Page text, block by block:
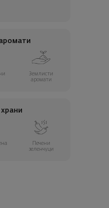
Землисти
аромати
Печени
зеленчуци